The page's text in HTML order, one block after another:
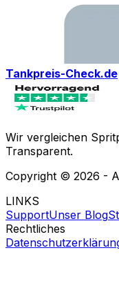
Tankpreis-Check.de
Wir vergleichen
Transparent.
Copyright © 2026 -
LINKS
SupportUnser Blog
Rechtliches